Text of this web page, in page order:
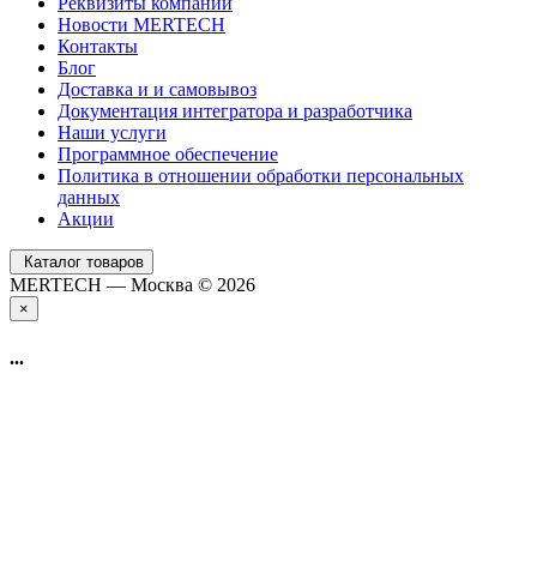
Новости MERTECH
Контакты
Блог
Доставка и и самовывоз
Документация интегратора и разработчика
Наши услуги
Программное обеспечение
Политика в отношении обработки персональных
данных
Акции
Каталог товаров
MERTECH — Москва © 2026
×
...